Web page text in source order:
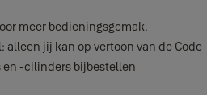
meer bedieningsgemak.
jij kan op vertoon van de Code
en -cilinders bijbestellen